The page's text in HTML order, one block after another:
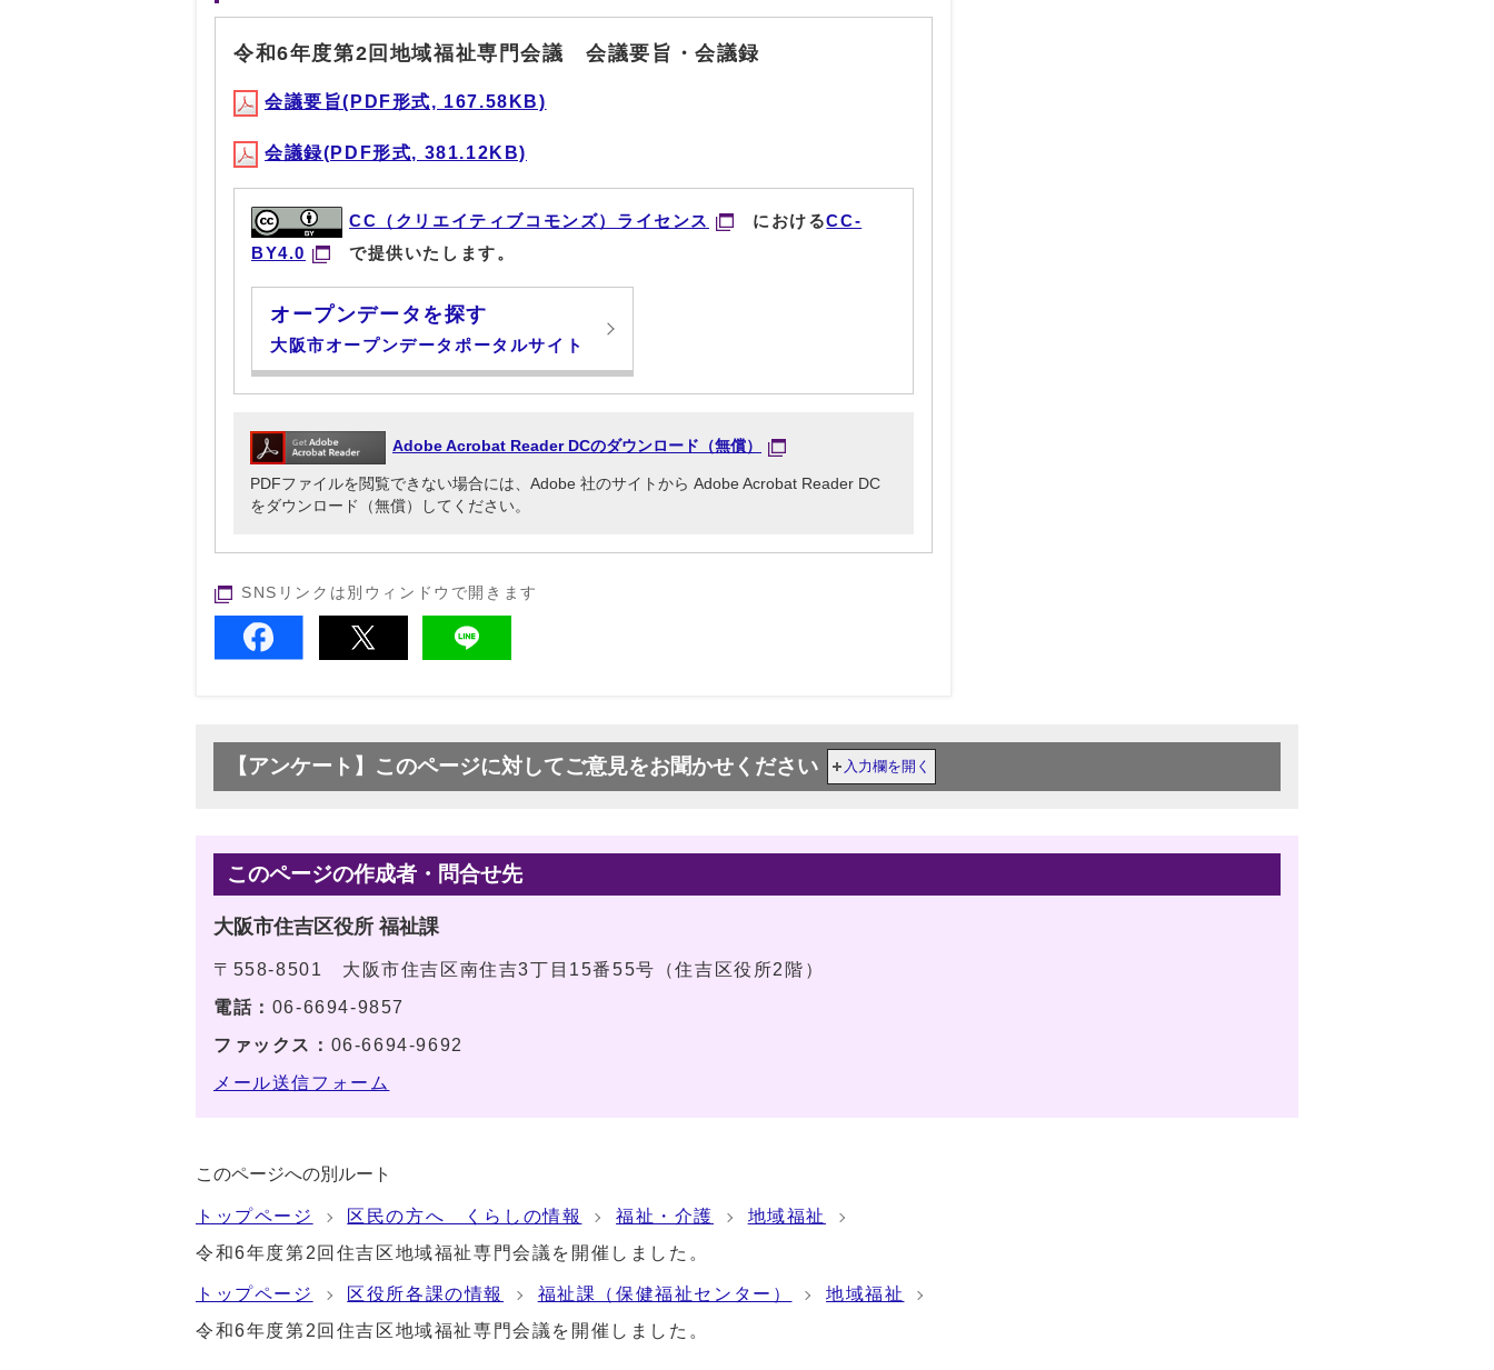
令和6年度第2回地域福祉専門会議 会議要旨・会議録
会議要旨(PDF形式, 167.58KB)
会議録(PDF形式, 381.12KB)
CC（クリエイティブコモンズ）ライセンス におけるCC-
BY4.0
で提供いたします。
オープンデータを探す
大阪市オープンデータポータルサイト
Adobe Acrobat Reader DCのダウンロード（無償）
PDFファイルを閲覧できない場合には、Adobe 社のサイトから Adobe Acrobat Reader DC
をダウンロード（無償）してください。
SNSリンクは別ウィンドウで開きます
【アンケート】このページに対してご意見をお聞かせください 入力欄を開く
このページの作成者・問合せ先
大阪市住吉区役所 福祉課
〒558-8501 大阪市住吉区南住吉3丁目15番55号（住吉区役所2階）
電話： 06-6694-9857
ファックス： 06-6694-9692
メール送信フォーム
このページへの別ルート
トップページ 区民の方へ くらしの情報 福祉・介護
地域福祉
令和6年度第2回住吉区地域福祉専門会議を開催しました。
トップページ 区役所各課の情報 福祉課（保健福祉センター）
地域福祉
令和6年度第2回住吉区地域福祉専門会議を開催しました。